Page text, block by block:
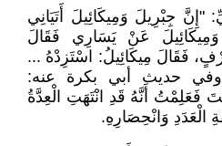
جِبْرِيلَ وَمِيكَائِيلَ أَتَيَانِي
عَنْ يَسَارِي فَقَالَ
فَقَالَ مِيكَائِيلُ: اسْتَزِدْهُ ...
حديث أبي بكرة عنه:
أَنَّهُ قَدِ انْتَهَتِ الْعِدَّةُ
الْعَدَدِ وَانْحِصَارِهِ.